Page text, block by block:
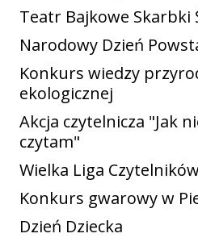
Teatr Bajkowe Skarbki
Narodowy Dzień
Konkurs wiedzy
ekologicznej
Akcja czytelnicza "Jak
czytam"
Wielka Liga
Konkurs gwarowy w
Dzień Dziecka